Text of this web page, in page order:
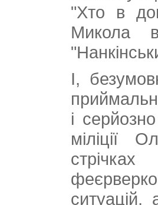
"Хто в
Микола в
І,
і
міліції
ситуацій,